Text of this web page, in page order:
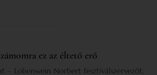
ez az éltető erő
– Lobenwein Norbert fesztiválszervezőt,